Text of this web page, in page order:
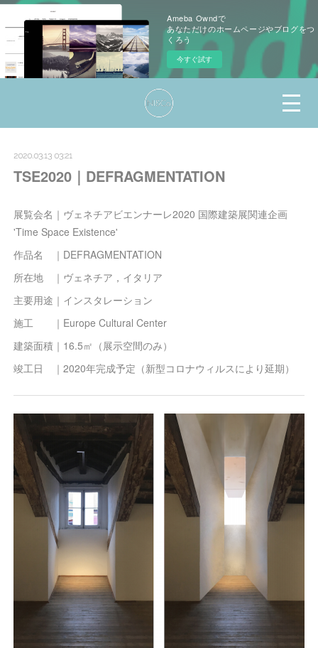
Ameba Owndで
あなただけのホームページやブログをつ
くろう
今すぐ試す
2020.03.13 03:21
TSE2020｜DEFRAGMENTATION
展覧会名｜ヴェネチアビエンナーレ2020 国際建築展関連企画
'Time Space Existence'
作品名 ｜DEFRAGMENTATION
所在地 ｜ヴェネチア，イタリア
主要用途｜インスタレーション
施工 ｜Europe Cultural Center
建築面積｜16.5㎡（展示空間のみ）
竣工日 ｜2020年完成予定（新型コロナウィルスにより延期）